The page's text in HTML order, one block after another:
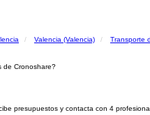
Valencia (Valencia) Transporte
de Cronoshare?
presupuestos y contacta con 4